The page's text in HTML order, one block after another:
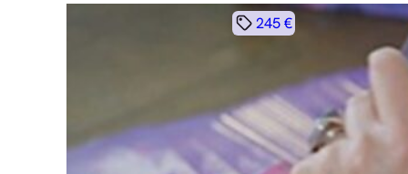
245 €